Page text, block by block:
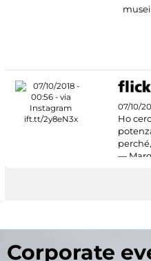
07/10/
Ho
—
Corporate